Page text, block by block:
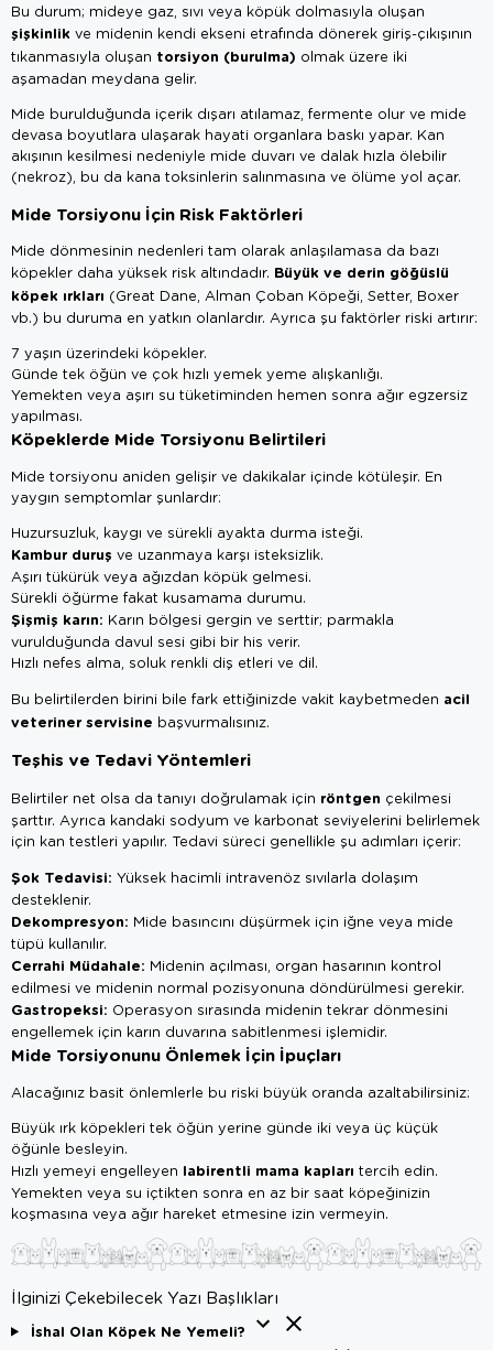
Bu durum; mideye gaz, sıvı veya köpük dolmasıyla oluşan
şişkinlik ve midenin kendi ekseni etrafında dönerek giriş-çıkışının
tıkanmasıyla oluşan torsiyon (burulma) olmak üzere iki
aşamadan meydana gelir.
Mide burulduğunda içerik dışarı atılamaz, fermente olur ve mide
devasa boyutlara ulaşarak hayati organlara baskı yapar. Kan
akışının kesilmesi nedeniyle mide duvarı ve dalak hızla ölebilir
(nekroz), bu da kana toksinlerin salınmasına ve ölüme yol açar.
Mide Torsiyonu İçin Risk Faktörleri
Mide dönmesinin nedenleri tam olarak anlaşılamasa da bazı
köpekler daha yüksek risk altındadır. Büyük ve derin göğüslü
köpek ırkları (Great Dane, Alman Çoban Köpeği, Setter, Boxer
vb.) bu duruma en yatkın olanlardır. Ayrıca şu faktörler riski artırır:
7 yaşın üzerindeki köpekler.
Günde tek öğün ve çok hızlı yemek yeme alışkanlığı.
Yemekten veya aşırı su tüketiminden hemen sonra ağır egzersiz
yapılması.
Köpeklerde Mide Torsiyonu Belirtileri
Mide torsiyonu aniden gelişir ve dakikalar içinde kötüleşir. En
yaygın semptomlar şunlardır:
Huzursuzluk, kaygı ve sürekli ayakta durma isteği.
Kambur duruş ve uzanmaya karşı isteksizlik.
Aşırı tükürük veya ağızdan köpük gelmesi.
Sürekli öğürme fakat kusamama durumu.
Şişmiş karın: Karın bölgesi gergin ve serttir; parmakla
vurulduğunda davul sesi gibi bir his verir.
Hızlı nefes alma, soluk renkli diş etleri ve dil.
Bu belirtilerden birini bile fark ettiğinizde vakit kaybetmeden acil
veteriner servisine başvurmalısınız.
Teşhis ve Tedavi Yöntemleri
Belirtiler net olsa da tanıyı doğrulamak için röntgen çekilmesi
şarttır. Ayrıca kandaki sodyum ve karbonat seviyelerini belirlemek
için kan testleri yapılır. Tedavi süreci genellikle şu adımları içerir:
Şok Tedavisi: Yüksek hacimli intravenöz sıvılarla dolaşım
desteklenir.
Dekompresyon: Mide basıncını düşürmek için iğne veya mide
tüpü kullanılır.
Cerrahi Müdahale: Midenin açılması, organ hasarının kontrol
edilmesi ve midenin normal pozisyonuna döndürülmesi gerekir.
Gastropeksi: Operasyon sırasında midenin tekrar dönmesini
engellemek için karın duvarına sabitlenmesi işlemidir.
Mide Torsiyonunu Önlemek İçin İpuçları
Alacağınız basit önlemlerle bu riski büyük oranda azaltabilirsiniz:
Büyük ırk köpekleri tek öğün yerine günde iki veya üç küçük
öğünle besleyin.
Hızlı yemeyi engelleyen labirentli mama kapları tercih edin.
Yemekten veya su içtikten sonra en az bir saat köpeğinizin
koşmasına veya ağır hareket etmesine izin vermeyin.
İlginizi Çekebilecek Yazı Başlıkları
İshal Olan Köpek Ne Yemeli?